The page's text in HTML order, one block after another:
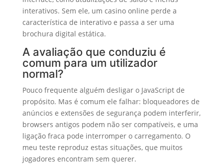
interativos. Sem ele, um casino online perde a
característica de interativo e passa a ser uma
brochura digital estática.
A avaliação que conduziu é
comum para um utilizador
normal?
Pouco frequente alguém desligar o JavaScript de
propósito. Mas é comum ele falhar: bloqueadores de
anúncios e extensões de segurança podem interferir,
browsers antigos podem não ser compatíveis, e uma
ligação fraca pode interromper o carregamento. O
meu teste reproduz estas situações, que muitos
jogadores encontram sem querer.